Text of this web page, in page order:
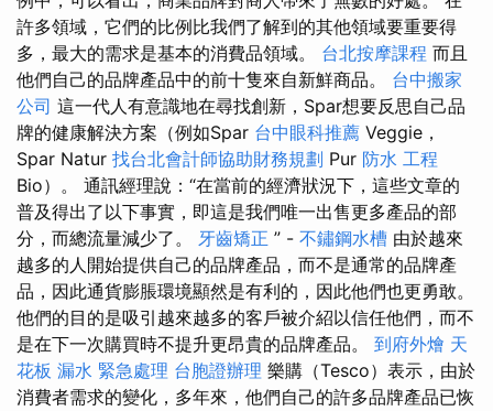
許多領域，它們的比例比我們了解到的其他領域要重要得
多，最大的需求是基本的消費品領域。 台北按摩課程 而且
他們自己的品牌產品中的前十隻來自新鮮商品。 台中搬家
公司 這一代人有意識地在尋找創新，Spar想要反思自己品
牌的健康解決方案（例如Spar 台中眼科推薦 Veggie，
Spar Natur 找台北會計師協助財務規劃 Pur 防水 工程
Bio）。 通訊經理說：“在當前的經濟狀況下，這些文章的
普及得出了以下事實，即這是我們唯一出售更多產品的部
分，而總流量減少了。 牙齒矯正 ” - 不鏽鋼水槽 由於越來
越多的人開始提供自己的品牌產品，而不是通常的品牌產
品，因此通貨膨脹環境顯然是有利的，因此他們也更勇敢。
他們的目的是吸引越來越多的客戶被介紹以信任他們，而不
是在下一次購買時不提升更昂貴的品牌產品。 到府外燴 天
花板 漏水 緊急處理 台胞證辦理 樂購（Tesco）表示，由於
消費者需求的變化，多年來，他們自己的許多品牌產品已恢